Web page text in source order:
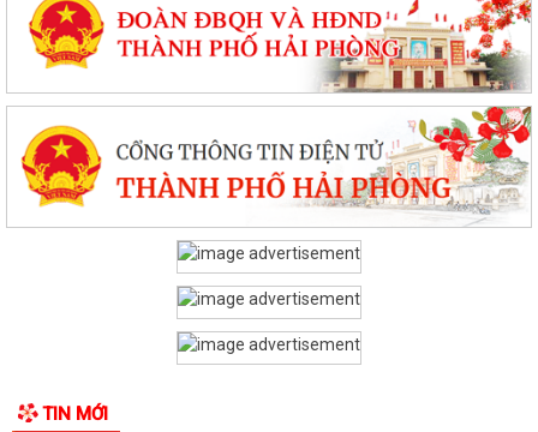
TIN MỚI
PHƯỜNG CHU VĂN AN TỔ CHỨC HỘI NGHỊ BỒI DƯỠNG, TẬP HUẤN LÝ
Phường Chu Văn An tập huấn nghiệp vụ bảo vệ nền tảng tư tưởng của
Đảng
PHƯỜNG CHU VĂN AN TỔ CHỨC ĐỐI THOẠI VỚI CÁC HỘ DÂN LIÊN
QUAN ĐẾN DỰ ÁN KHU DU LỊCH, DỊCH VỤ VÀ DÂN...
PHƯỜNG CHU VĂN AN TỔ CHỨC ĐỐI THOẠI VỀ PHƯƠNG ÁN BỒI
THƯỜNG, HỖ TRỢ GIẢI PHÓNG MẶT BẰNG DỰ ÁN KHU...
hộ nghèo, hộ cận nghèo, hộ thoát...